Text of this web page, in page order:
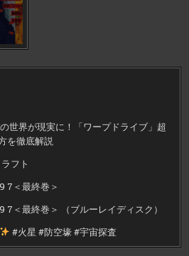
世界が現実に！「ワープドライブ」超
を徹底解説
フト
7＜最終巻＞
7＜最終巻＞ （ブルーレイディスク）
#火星 #防空壕 #宇宙探査